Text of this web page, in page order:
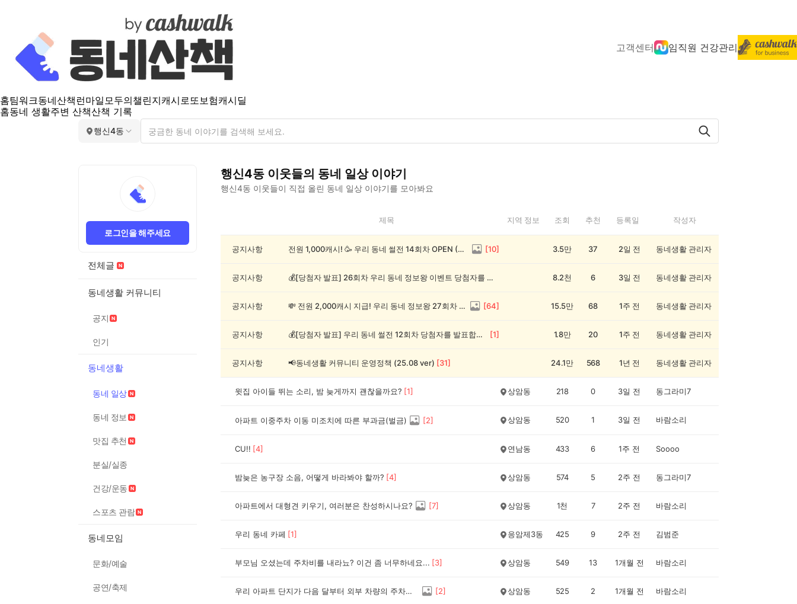
고객센터 임직원 건강관리
홈팀워크동네산책 런마일모두의챌린지캐시로또보험캐시딜
홈동네 생활주변 산책산책 기록
행신4동
로그인을 해주세요
전체글
동네생활 커뮤니티
공지
인기
동네생활
동네 일상
동네 정보
맛집 추천
분실/실종
건강/운동
스포츠 관람
동네모임
문화/예술
공연/축제
행신4동 이웃들의 동네 일상이야기
행신4동 이웃들이 직접 올린 동네 일상 이야기를 모아봐요
4
제목 지역 정보 조회 추천 등록일 작성자
공지사항 전원 1,000캐시! 🥳 우리 동네 썰전 14회차 OPEN (~8/17) [10] 3.5만 37 2일 전 동네생활 관리자
공지사항 💰[당첨자 발표] 26회차 우리 동네 정보왕 이벤트 당첨자를 발표합니다! 8.2천 6 3일 전 동네생활 관리자
공지사항 💸 전원 2,000캐시 지급! 우리 동네 정보왕 27회차 (~8/10) [64] 15.5만 68 1주 전 동네생활 관리자
공지사항 💰[당첨자 발표] 우리 동네 썰전 12회차 당첨자를 발표합니다! [1] 1.8만 20 1주 전 동네생활 관리자
공지사항 📢동네생활 커뮤니티 운영정책 (25.08 ver) [31] 24.1만 568 1년 전 동네생활 관리자
윗집 아이들 뛰는 소리, 밤 늦게까지 괜찮을까요? [1] 상암동 218 0 3일 전 동그라미7
아파트 이중주차 이동 미조치에 따른 부과금(벌금) [2] 상암동 520 1 3일 전 바람소리
CU!! [4] 연남동 433 6 1주 전 Soooo
밤늦은 농구장 소음, 어떻게 바라봐야 할까? [4] 상암동 574 5 2주 전 동그라미7
아파트에서 대형견 키우기, 여러분은 찬성하시나요? [7] 상암동 1천 7 2주 전 바람소리
우리 동네 카페 [1] 응암제3동 425 9 2주 전 김범준
부모님 오셨는데 주차비를 내라뇨? 이건 좀 너무하네요... [3] 상암동 549 13 1개월 전 바람소리
우리 아파트 단지가 다음 달부터 외부 차량의 주차를 전면 통제하고 강력한 단속을 예고하면서 주민 투표가 뜨겁습니다. ​입주민들은 "내가 낸 관리비로 유지되는 주차장인데, 외부 차량 때문에 정작 퇴근 후 주차할 곳이 없다"며 전면 통제를 강력히 주장합니다. 하지만 상가 이용객이나 친척 방문이 잦은 주민들은 "지나치게 야박한 처사며 방문객 불편이 너무 크다"고 우려 섞인 목소리를 내고 있네요. ​고질적인 주차 난제, 철저한 통제가 답일까요? 아니면 [2] 상암동 525 2 1개월 전 바람소리